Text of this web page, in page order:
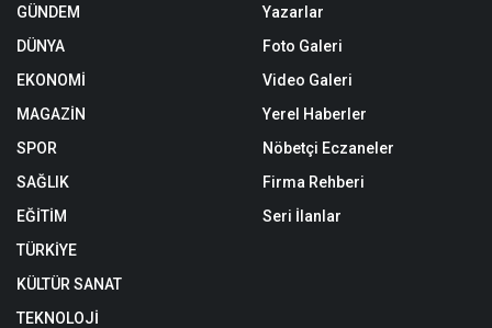
GÜNDEM
DÜNYA
EKONOMİ
MAGAZİN
SPOR
SAĞLIK
EĞİTİM
TÜRKİYE
KÜLTÜR SANAT
TEKNOLOJİ
Yazarlar
Foto Galeri
Video Galeri
Yerel Haberler
Nöbetçi Eczaneler
Firma Rehberi
Seri İlanlar